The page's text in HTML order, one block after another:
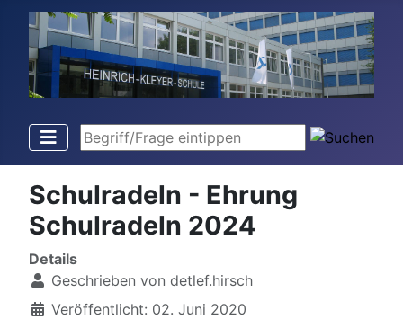
Begriff/Frage eintippen
Schulradeln - Ehrung
Schulradeln 2024
Details
Geschrieben von detlef.hirsch
Veröffentlicht: 02. Juni 2020